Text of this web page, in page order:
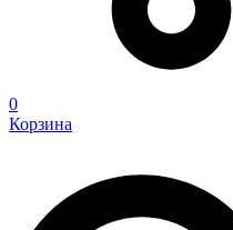
0
Корзина